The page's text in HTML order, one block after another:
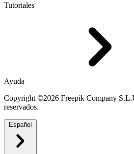
Tutoriales
Ayuda
Copyright ©2026 Freepik Company
reservados.
Español